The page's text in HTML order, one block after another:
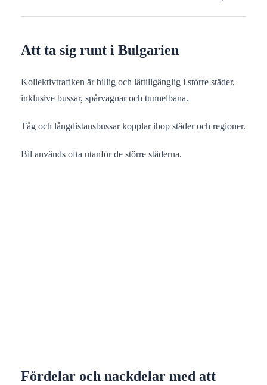
Att ta sig runt i Bulgarien
Kollektivtrafiken är billig och lättillgänglig i större städer,
inklusive bussar, spårvagnar och tunnelbana.
Tåg och långdistansbussar kopplar ihop städer och regioner.
Bil används ofta utanför de större städerna.
Fördelar och nackdelar med att